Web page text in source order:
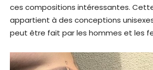
ces compositions intéressantes.
appartient à des conceptions
peut être fait par les hommes et les